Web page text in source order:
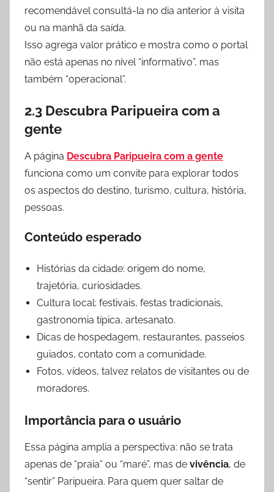
recomendável consultá-la no dia anterior à visita
ou na manhã da saída.
Isso agrega valor prático e mostra como o portal
não está apenas no nível “informativo”, mas
também “operacional”.
2.3 Descubra Paripueira com a
gente
A página Descubra Paripueira com a gente
funciona como um convite para explorar todos
os aspectos do destino, turismo, cultura, história,
pessoas.
Conteúdo esperado
Histórias da cidade: origem do nome,
trajetória, curiosidades.
Cultura local: festivais, festas tradicionais,
gastronomia típica, artesanato.
Dicas de hospedagem, restaurantes, passeios
guiados, contato com a comunidade.
Fotos, vídeos, talvez relatos de visitantes ou de
moradores.
Importância para o usuário
Essa página amplia a perspectiva: não se trata
apenas de “praia” ou “maré”, mas de vivência, de
“sentir” Paripueira. Para quem quer saltar de